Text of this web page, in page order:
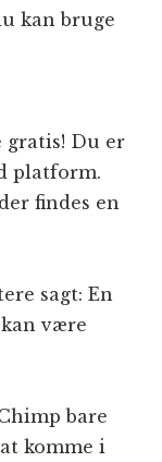
kan bruge
gratis! Du er
platform.
findes en
sagt: En
være
bare
komme i